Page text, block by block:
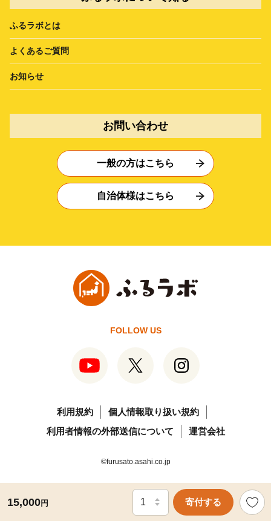
15,000円 寄付する
ふるラボとは
よくあるご質問
お知らせ
お問い合わせ
一般の方はこちら
自治体様はこちら
FOLLOW US
利用規約
個人情報取り扱い規約
利用者情報の外部送信について
運営会社
©furusato.asahi.co.jp